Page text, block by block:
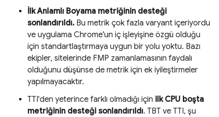
İlk Anlamlı Boyama metriğinin desteği
sonlandırıldı. Bu metrik çok fazla varyant içeriyordu
ve uygulama Chrome'un iç işleyişine özgü olduğu
için standartlaştırmaya uygun bir yolu yoktu. Bazı
ekipler, sitelerinde FMP zamanlamasının faydalı
olduğunu düşünse de metrik için ek iyileştirmeler
yapılmayacaktır.
TTI'den yeterince farklı olmadığı için ilk CPU boşta
metriğinin desteği sonlandırıldı. TBT ve TTI, şu